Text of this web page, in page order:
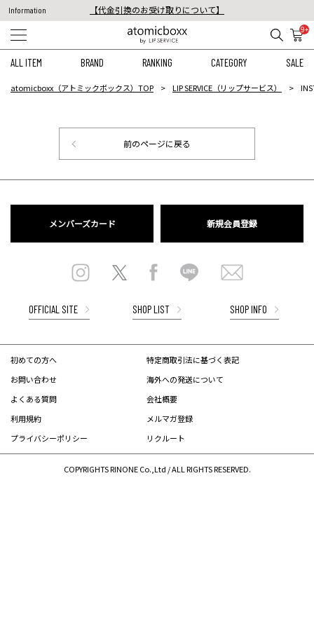
Information
【代金引換のお受け取りについて】
税込11,000円以上のご注文で送料無料！
9+
ALL ITEM BRAND RANKING CATEGORY SALE
atomicboxx（アトミックボックス）TOP LIP SERVICE（リップサービス）
前のページに戻る
メンバーズカード 新規会員登録
OFFICIAL SITE SHOP LIST SHOP INFO
初めての方へ
お問い合わせ
よくある質問
利用規約
プライバシーポリシー
特定商取引法に基づく表記
海外への発送について
会社概要
メルマガ登録
リクルート
COPYRIGHTS RINONE Co.,Ltd / ALL RIGHTS RESERVED.